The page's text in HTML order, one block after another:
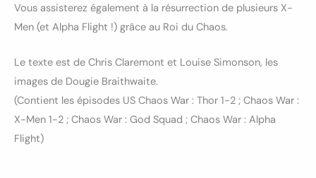
Vous assisterez également à la résurrection de plusieurs X-
Men (et Alpha Flight !) grâce au Roi du Chaos.
Le texte est de Chris Claremont et Louise Simonson, les
images de Dougie Braithwaite.
(Contient les épisodes US Chaos War : Thor 1-2 ; Chaos War :
X-Men 1-2 ; Chaos War : God Squad ; Chaos War : Alpha
Flight)